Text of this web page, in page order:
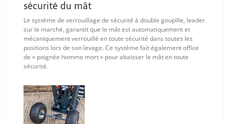
sécurité du mât
Le système de verrouillage de sécurité à double goupille, leader
sur le marché, garantit que le mât est automatiquement et
mécaniquement verrouillé en toute sécurité dans toutes les
positions lors de son levage. Ce système fait également office
de « poignée homme mort » pour abaisser le mât en toute
sécurité.